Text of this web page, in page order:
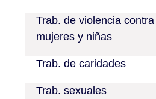
Trab. de violencia contra
mujeres y niñas
Trab. de caridades
Trab. sexuales